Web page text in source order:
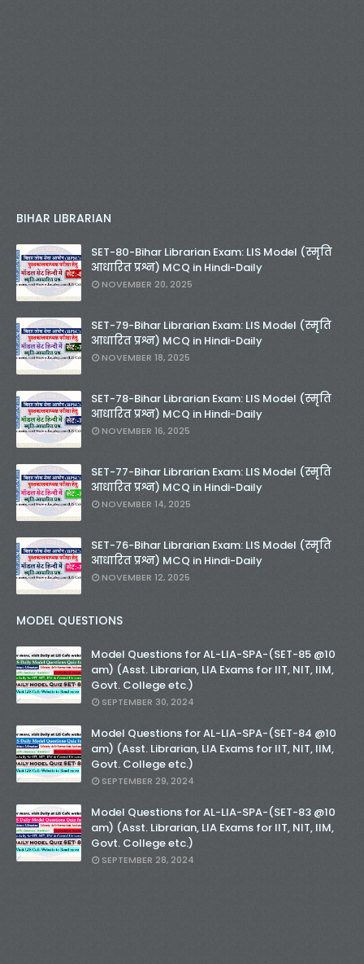
BIHAR LIBRARIAN
SET-80-Bihar Librarian Exam: LIS Model (स्मृति
आधारित प्रश्न) MCQ in Hindi-Daily
NOVEMBER 20, 2025
SET-79-Bihar Librarian Exam: LIS Model (स्मृति
आधारित प्रश्न) MCQ in Hindi-Daily
NOVEMBER 18, 2025
SET-78-Bihar Librarian Exam: LIS Model (स्मृति
आधारित प्रश्न) MCQ in Hindi-Daily
NOVEMBER 16, 2025
SET-77-Bihar Librarian Exam: LIS Model (स्मृति
आधारित प्रश्न) MCQ in Hindi-Daily
NOVEMBER 14, 2025
SET-76-Bihar Librarian Exam: LIS Model (स्मृति
आधारित प्रश्न) MCQ in Hindi-Daily
NOVEMBER 12, 2025
MODEL QUESTIONS
Model Questions for AL-LIA-SPA-(SET-85 @10
am) (Asst. Librarian, LIA Exams for IIT, NIT, IIM,
Govt. College etc.)
SEPTEMBER 30, 2024
Model Questions for AL-LIA-SPA-(SET-84 @10
am) (Asst. Librarian, LIA Exams for IIT, NIT, IIM,
Govt. College etc.)
SEPTEMBER 29, 2024
Model Questions for AL-LIA-SPA-(SET-83 @10
am) (Asst. Librarian, LIA Exams for IIT, NIT, IIM,
Govt. College etc.)
SEPTEMBER 28, 2024